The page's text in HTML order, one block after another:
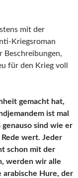
mit der
Kriegsroman
Beschreibungen,
für den Krieg voll
gemacht hat,
ist mal
sind wie er
wert. Jeder
schon mit der
werden wir alle
arabische Hure, der